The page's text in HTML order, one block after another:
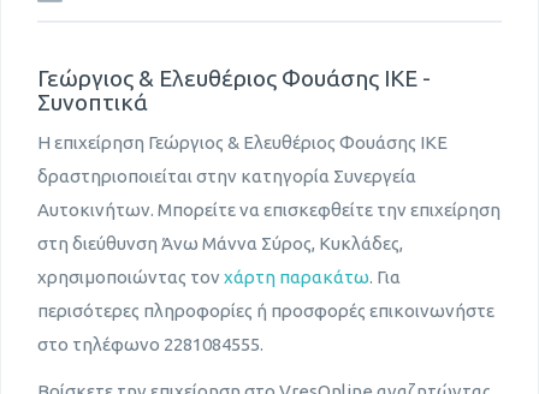
Γεώργιος & Ελευθέριος Φουάσης ΙΚΕ -
Συνοπτικά
Η επιχείρηση Γεώργιος & Ελευθέριος Φουάσης ΙΚΕ
δραστηριοποιείται στην κατηγορία Συνεργεία
Αυτοκινήτων. Μπορείτε να επισκεφθείτε την επιχείρηση
στη διεύθυνση Άνω Μάννα Σύρος, Κυκλάδες,
χρησιμοποιώντας τον χάρτη παρακάτω. Για
περισότερες πληροφορίες ή προσφορές επικοινωνήστε
στο τηλέφωνο 2281084555.